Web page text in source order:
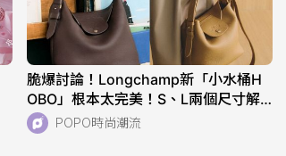
脆爆討論！Longchamp新「小水桶H
OBO」根本太完美！S、L兩個尺寸解
析！快衝店上試揹！
POPO時尚潮流